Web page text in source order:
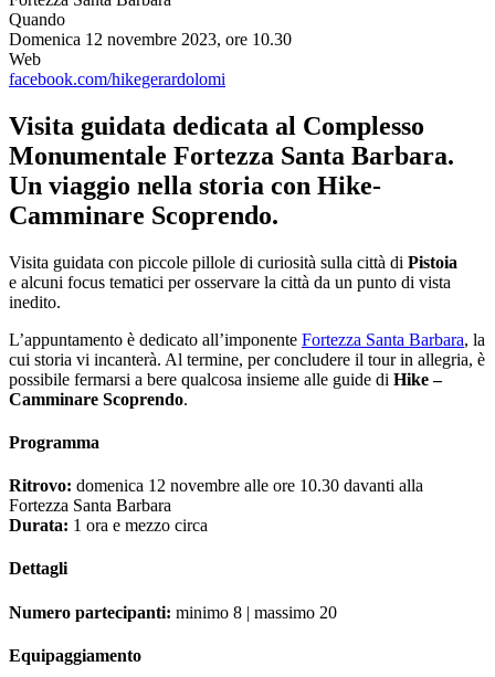
Quando
Domenica 12 novembre 2023, ore 10.30
Web
facebook.com/hikegerardolomi
Visita guidata dedicata al Complesso
Monumentale Fortezza Santa Barbara.
Un viaggio nella storia con Hike-
Camminare Scoprendo.
Visita guidata con piccole pillole di curiosità sulla città di Pistoia
e alcuni focus tematici per osservare la città da un punto di vista
inedito.
L’appuntamento è dedicato all’imponente Fortezza Santa Barbara, la
cui storia vi incanterà. Al termine, per concludere il tour in allegria, è
possibile fermarsi a bere qualcosa insieme alle guide di Hike –
Camminare Scoprendo.
Programma
Ritrovo: domenica 12 novembre alle ore 10.30 davanti alla
Fortezza Santa Barbara
Durata: 1 ora e mezzo circa
Dettagli
Numero partecipanti: minimo 8 | massimo 20
Equipaggiamento